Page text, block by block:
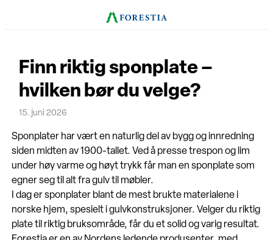
Finn riktig sponplate –
hvilken bør du velge?
15. juni 2026
Sponplater har vært en naturlig del av bygg og innredning
siden midten av 1900-tallet. Ved å presse trespon og lim
under høy varme og høyt trykk får man en sponplate som
egner seg til alt fra gulv til møbler.
I dag er sponplater blant de mest brukte materialene i
norske hjem, spesielt i gulvkonstruksjoner. Velger du riktig
plate til riktig bruksområde, får du et solid og varig resultat.